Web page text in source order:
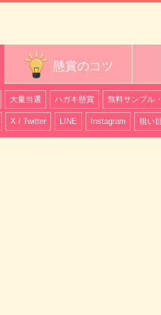
懸賞のコツ
大量当選 ハガキ懸賞 無料サンプル
X / Twitter LINE Instagram 狙い